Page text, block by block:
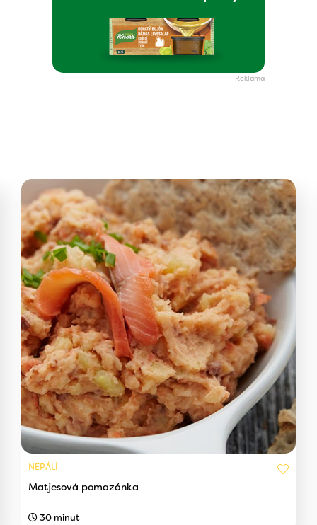
NEPÁLÍ
Matjesová pomazánka
30 minut